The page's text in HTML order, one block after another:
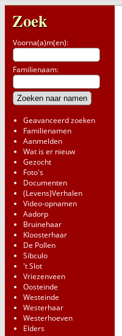
Zoek
Voorna(a)m(en):
Familienaam:
Geavanceerd zoeken
Familienamen
Aanmelden
Wat is er nieuw
Gezocht
Foto's
Documenten
(Levens)Verhalen
Video-opnamen
Aadorp
Bruinehaar
Kloosterhaar
De Pollen
Sibculo
't Slot
Vriezenveen
Oosteinde
Westeinde
Westerhaar
Westerhoeven
Elders